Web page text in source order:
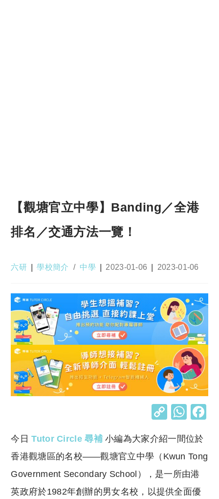
【觀塘官立中學】Banding／全港
排名／交通方法一覽！
Post
六研
Post
學校簡介 / 中學
Post
2023-01-06
Post
2023-01-06
C
p
y
Li
n
W
at
s
A
p
今日Tutor Circle 尋補小編為大家介紹一間位於
香港觀塘區的名校——觀塘官立中學（Kwun Tong
Government Secondary School），是一所由港
英政府於1982年創辦的男女名校，以提供全面優